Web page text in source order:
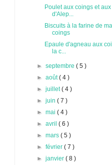
Poulet aux coings et
d'Alep...
Biscuits à la farine de
coings
Epaule d'agneau aux
la c...
►septembre( 5 )
►août( 4 )
►juillet( 4 )
►juin( 7 )
►mai( 4 )
►avril( 6 )
►mars( 5 )
►février( 7 )
►janvier( 8 )